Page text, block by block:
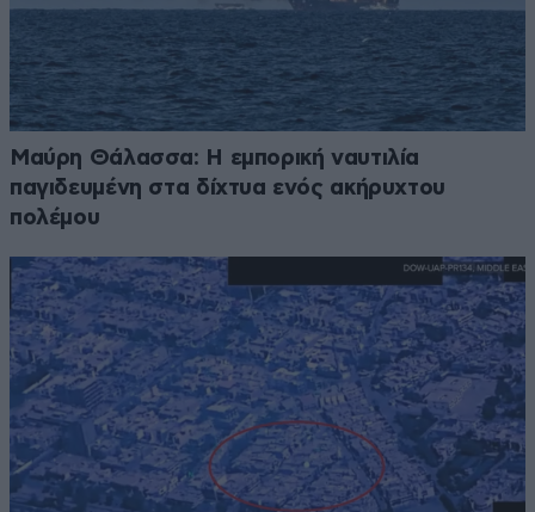
Μαύρη Θάλασσα: Η εμπορική ναυτιλία
παγιδευμένη στα δίχτυα ενός ακήρυχτου
πολέμου